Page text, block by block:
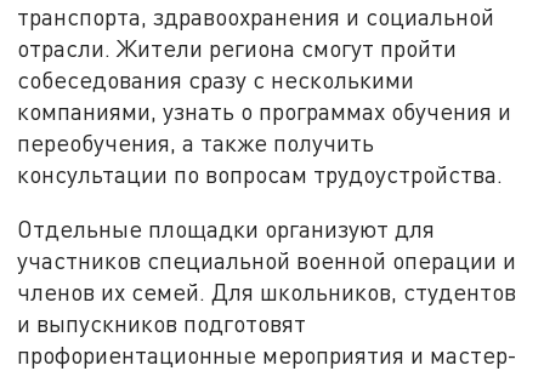
транспорта, здравоохранения и социальной
отрасли. Жители региона смогут пройти
собеседования сразу с несколькими
компаниями, узнать о программах обучения и
переобучения, а также получить
консультации по вопросам трудоустройства.
Отдельные площадки организуют для
участников специальной военной операции и
членов их семей. Для школьников, студентов
и выпускников подготовят
профориентационные мероприятия и мастер-